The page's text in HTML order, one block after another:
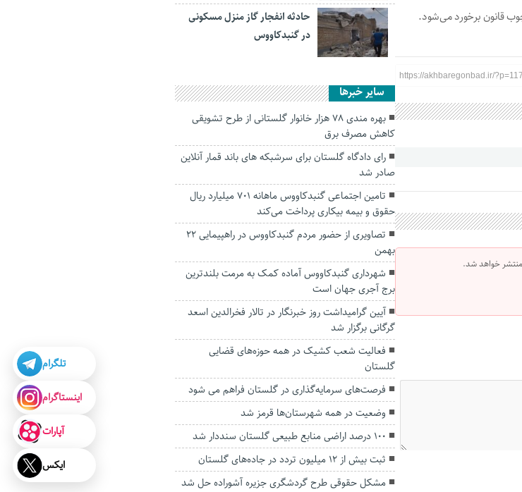
قانون برخورد می‌شود.
https://akhbaregonbad.ir/
خواهد شد.
حادثه انفجار گاز منزل مسکونی
در گنبدکاووس
سایر خبرها
بهره مندی ۷۸ هزار خانوار گلستانی از طرح تشویقی
کاهش مصرف برق
رای دادگاه گلستان برای سرشبکه های باند قمار آنلاین
صادر شد
تامین اجتماعی گنبدکاووس ماهانه ۷۰۱ میلیارد ریال
حقوق و بیمه بیکاری پرداخت می‌کند
تصاویری از حضور مردم گنبدکاووس در راهپیمایی ۲۲
بهمن
شهرداری گنبدکاووس آماده کمک به مرمت بلندترین
برج آجری جهان است
آیین گرامیداشت روز خبرنگار در تالار فخرالدین اسعد
گرگانی برگزار شد
فعالیت شعب کشیک در همه حوزه‌های قضایی
گلستان
فرصت‌های سرمایه‌گذاری در گلستان فراهم می شود
وضعیت در همه شهرستان‌ها قرمز شد
۱۰۰ درصد اراضی منابع طبیعی گلستان سنددار شد
ثبت بیش از ۱۲ میلیون تردد در جاده‌های گلستان
مشکل حقوقی طرح گردشگری جزیره آشوراده حل شد
تلگرام
اینستاگرام
آپارات
ایکس